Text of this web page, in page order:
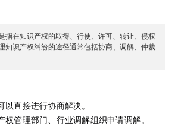
指在知识产权的取得、行使、许可、转让、侵权
知识产权纠纷的途径通常包括协商、调解、仲裁
以直接进行协商解决。
权管理部门、行业调解组织申请调解。